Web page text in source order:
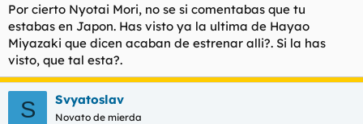
Por cierto Nyotai Mori, no se si comentabas que tu
estabas en Japon. Has visto ya la ultima de Hayao
Miyazaki que dicen acaban de estrenar alli?. Si la has
visto, que tal esta?.
S Svyatoslav
Novato de mierda